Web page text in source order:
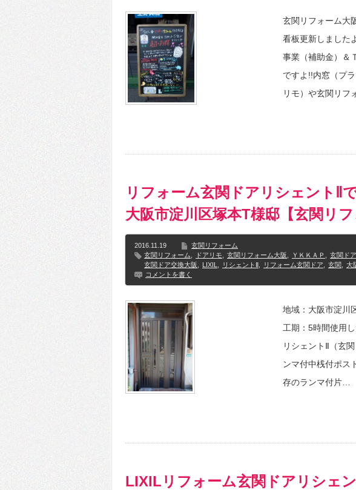
玄関リフォーム大
看板更新しました
事業（補助金）＆
ですよ!!内窓（プ
リモ）や玄関リフ
リフォーム玄関ドアリシェントⅡ
大阪市淀川区塚本T様邸【玄関リフ
2016.11.19
玄関リフォーム
玄関リフォーム
ドアリモ 玄関リフォーム大阪 ＹＫＫＡＰ 玄関ド
玄関ドア交換大阪
LIXIL リシェントⅡ リフォーム玄関ドア 玄関 大
コメントを書く
地域：大阪市淀川
工期：5時間使用
リシェントⅡ（玄
ンマ付中桟付ポス
存のランマ付片…
LIXILリフォーム玄関ドアリシェ